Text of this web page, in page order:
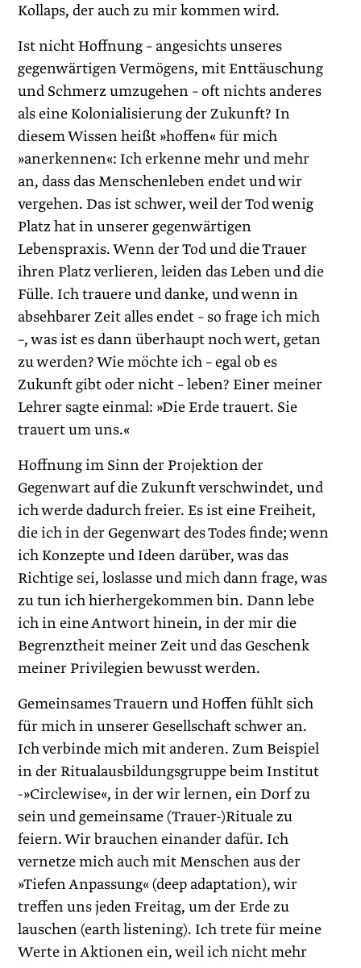
Kollaps, der auch zu mir kommen wird.
Ist nicht Hoffnung – angesichts unseres
gegenwärtigen Vermögens, mit Enttäuschung
und Schmerz umzugehen – oft nichts anderes
als eine Kolonialisierung der Zukunft? In
diesem Wissen heißt »hoffen« für mich
»anerkennen«: Ich erkenne mehr und mehr
an, dass das Menschenleben endet und wir
vergehen. Das ist schwer, weil der Tod wenig
Platz hat in unserer gegenwärtigen
Lebenspraxis. Wenn der Tod und die Trauer
ihren Platz verlieren, leiden das Leben und die
Fülle. Ich trauere und danke, und wenn in
absehbarer Zeit alles endet – so frage ich mich
–, was ist es dann überhaupt noch wert, getan
zu werden? Wie möchte ich – egal ob es
Zukunft gibt oder nicht – leben? Einer meiner
Lehrer sagte einmal: »Die Erde trauert. Sie
trauert um uns.«
Hoffnung im Sinn der Projektion der
Gegenwart auf die Zukunft verschwindet, und
ich werde dadurch freier. Es ist eine Freiheit,
die ich in der Gegenwart des Todes finde; wenn
ich Konzepte und Ideen darüber, was das
Richtige sei, loslasse und mich dann frage, was
zu tun ich hierhergekommen bin. Dann lebe
ich in eine Antwort hinein, in der mir die
Begrenztheit meiner Zeit und das Geschenk
meiner Privilegien bewusst werden.
Gemeinsames Trauern und Hoffen fühlt sich
für mich in unserer Gesellschaft schwer an.
Ich verbinde mich mit anderen. Zum Beispiel
in der Ritualausbildungsgruppe beim Institut
-»Circlewise«, in der wir lernen, ein Dorf zu
sein und gemeinsame (Trauer-)Rituale zu
feiern. Wir brauchen einander dafür. Ich
vernetze mich auch mit Menschen aus der
»Tiefen Anpassung« (deep adaptation), wir
treffen uns jeden Freitag, um der Erde zu
lauschen (earth listening). Ich trete für meine
Werte in Aktionen ein, weil ich nicht mehr